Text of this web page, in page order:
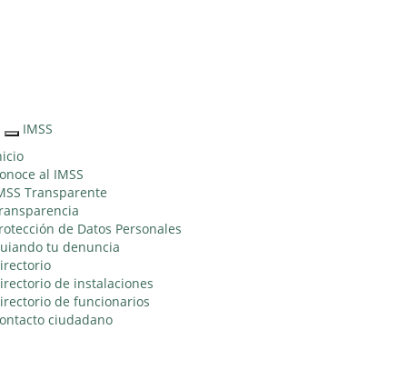
Interruptor
de
Navegación
IMSS
al IMSS
Transparente
de Datos Personales
tu denuncia
de instalaciones
de funcionarios
ciudadano